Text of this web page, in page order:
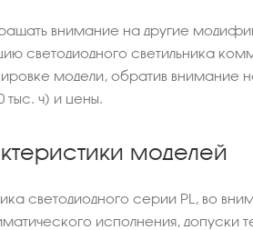
внимание на другие
светодиодного светильника
модели, обратив
тыс. ч) и цены.
моделей
светодиодного серии PL, во
исполнения, допуски